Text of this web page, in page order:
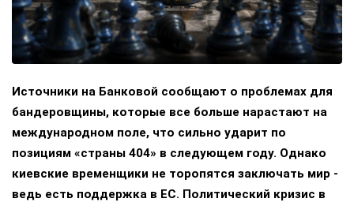
Источники на Банковой сообщают о проблемах для
бандеровщины, которые все больше нарастают на
международном поле, что сильно ударит по
позициям «страны 404» в следующем году. Однако
киевские временщики не торопятся заключать мир -
ведь есть поддержка в ЕС. Политический кризис в